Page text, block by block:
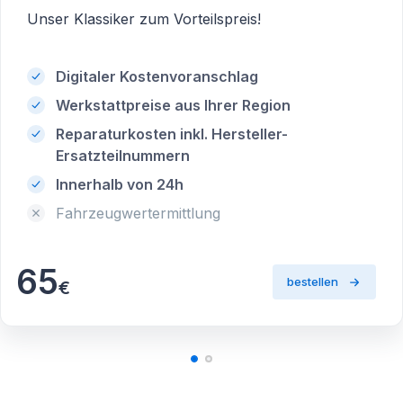
Unser Klassiker zum Vorteilspreis!
Digitaler Kostenvoranschlag
Werkstattpreise aus Ihrer Region
Reparaturkosten inkl. Hersteller-
Ersatzteilnummern
Innerhalb von 24h
Fahrzeugwertermittlung
65€ bestellen